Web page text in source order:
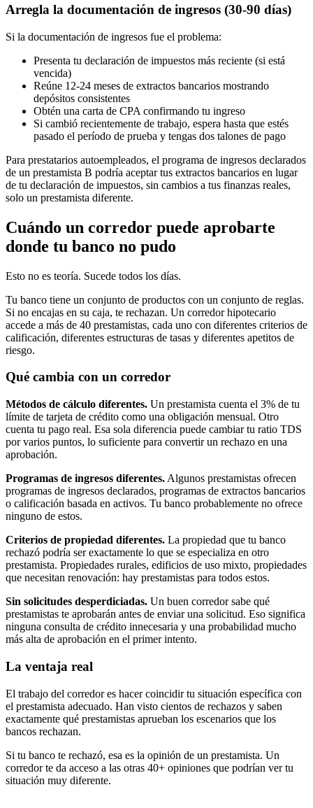
Arregla la documentación de ingresos (30-90 días)
Si la documentación de ingresos fue el problema:
Presenta tu declaración de impuestos más reciente (si está
vencida)
Reúne 12-24 meses de extractos bancarios mostrando
depósitos consistentes
Obtén una carta de CPA confirmando tu ingreso
Si cambió recientemente de trabajo, espera hasta que estés
pasado el período de prueba y tengas dos talones de pago
Para prestatarios autoempleados, el programa de ingresos declarados
de un prestamista B podría aceptar tus extractos bancarios en lugar
de tu declaración de impuestos, sin cambios a tus finanzas reales,
solo un prestamista diferente.
Cuándo un corredor puede aprobarte
donde tu banco no pudo
Esto no es teoría. Sucede todos los días.
Tu banco tiene un conjunto de productos con un conjunto de reglas.
Si no encajas en su caja, te rechazan. Un corredor hipotecario
accede a más de 40 prestamistas, cada uno con diferentes criterios de
calificación, diferentes estructuras de tasas y diferentes apetitos de
riesgo.
Qué cambia con un corredor
Métodos de cálculo diferentes. Un prestamista cuenta el 3% de tu
límite de tarjeta de crédito como una obligación mensual. Otro
cuenta tu pago real. Esa sola diferencia puede cambiar tu ratio TDS
por varios puntos, lo suficiente para convertir un rechazo en una
aprobación.
Programas de ingresos diferentes. Algunos prestamistas ofrecen
programas de ingresos declarados, programas de extractos bancarios
o calificación basada en activos. Tu banco probablemente no ofrece
ninguno de estos.
Criterios de propiedad diferentes. La propiedad que tu banco
rechazó podría ser exactamente lo que se especializa en otro
prestamista. Propiedades rurales, edificios de uso mixto, propiedades
que necesitan renovación: hay prestamistas para todos estos.
Sin solicitudes desperdiciadas. Un buen corredor sabe qué
prestamistas te aprobarán antes de enviar una solicitud. Eso significa
ninguna consulta de crédito innecesaria y una probabilidad mucho
más alta de aprobación en el primer intento.
La ventaja real
El trabajo del corredor es hacer coincidir tu situación específica con
el prestamista adecuado. Han visto cientos de rechazos y saben
exactamente qué prestamistas aprueban los escenarios que los
bancos rechazan.
Si tu banco te rechazó, esa es la opinión de un prestamista. Un
corredor te da acceso a las otras 40+ opiniones que podrían ver tu
situación muy diferente.